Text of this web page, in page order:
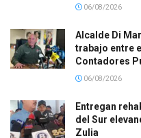
06/08/2026
Alcalde Di
trabajo entre
Contadores
06/08/2026
Entregan
del Sur
Zulia